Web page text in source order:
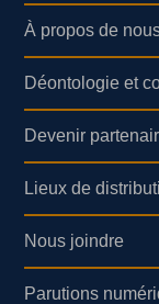
À propos de
Déontologie et
Devenir
Lieux de
Nous joindre
Parutions